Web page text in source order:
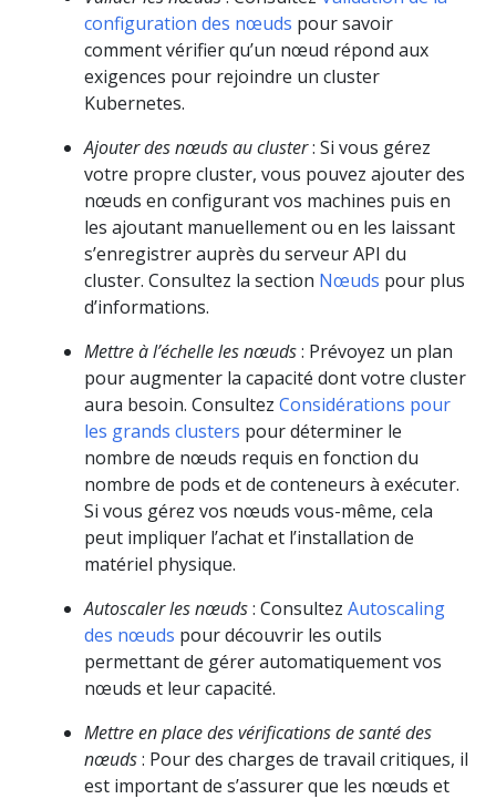
configuration des nœuds pour savoir
comment vérifier qu’un nœud répond aux
exigences pour rejoindre un cluster
Kubernetes.
Ajouter des nœuds au cluster: Si vous gérez
votre propre cluster, vous pouvez ajouter des
nœuds en configurant vos machines puis en
les ajoutant manuellement ou en les laissant
s’enregistrer auprès du serveur API du
cluster. Consultez la section Nœuds pour plus
d’informations.
Mettre à l’échelle les nœuds: Prévoyez un plan
pour augmenter la capacité dont votre cluster
aura besoin. Consultez Considérations pour
les grands clusters pour déterminer le
nombre de nœuds requis en fonction du
nombre de pods et de conteneurs à exécuter.
Si vous gérez vos nœuds vous-même, cela
peut impliquer l’achat et l’installation de
matériel physique.
Autoscaler les nœuds: Consultez Autoscaling
des nœuds pour découvrir les outils
permettant de gérer automatiquement vos
nœuds et leur capacité.
Mettre en place des vérifications de santé des
nœuds: Pour des charges de travail critiques, il
est important de s’assurer que les nœuds et